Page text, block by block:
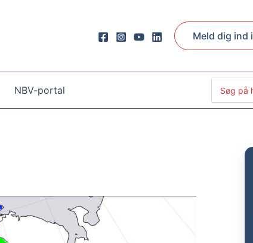
Meld dig ind
NBV-portal
efter: